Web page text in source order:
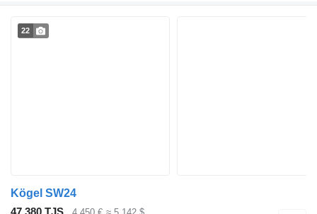
22
Kögel SW24
47 380 TJS